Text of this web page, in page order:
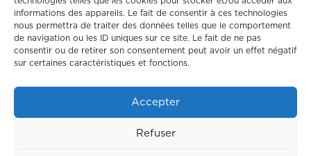
informations des appareils. Le fait de consentir à ces technologies
nous permettra de traiter des données telles que le comportement
de navigation ou les ID uniques sur ce site. Le fait de ne pas
consentir ou de retirer son consentement peut avoir un effet négatif
sur certaines caractéristiques et fonctions.
Accepter
Refuser
Colodge
À propos